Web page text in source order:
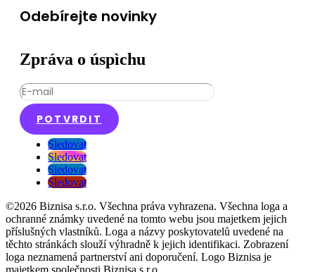
Odebírejte novinky
Zpráva o úspìchu
POTVRDIT
Sledovat
Sledovat
Sledovat
Sledovat
©2026 Biznisa s.r.o. Všechna práva vyhrazena. Všechna loga a
ochranné známky uvedené na tomto webu jsou majetkem jejich
příslušných vlastníků. Loga a názvy poskytovatelů uvedené na
těchto stránkách slouží výhradně k jejich identifikaci. Zobrazení
loga neznamená partnerství ani doporučení. Logo Biznisa je
majetkem společnosti Biznisa s.r.o.